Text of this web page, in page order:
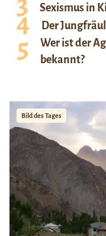
Sexismus in
Der
Wer ist der
bekannt?
Bild des Tages